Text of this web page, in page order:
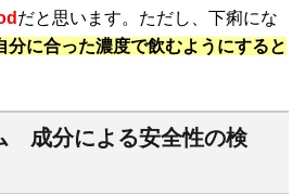
だと思います。ただし、下痢にな
分に合った濃度で飲むようにすると
成分による安全性の検